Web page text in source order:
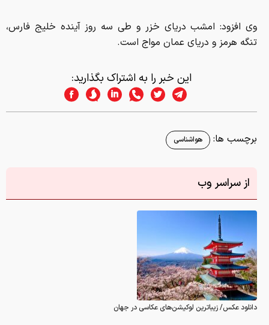
وی افزود: امشب دریای خزر و طی سه روز آینده خلیج فارس،
تنگه هرمز و دریای عمان مواج است.
این خبر را به اشتراک بگذارید:
برچسب ها: هواشناسی
از سراسر وب
دانلود عکس/ زیباترین لوکیشن‌های عکاسی در جهان